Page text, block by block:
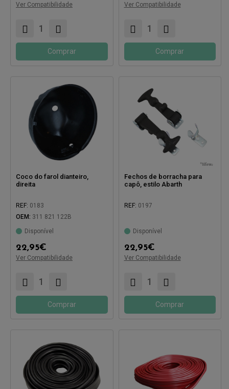
Ver Compatibilidade
Comprar
Ver Compatibilidade
Comprar
Coco do farol dianteiro,
direita
REF: 0183
OEM: 311 821 122B
Disponível
22,95€
Ver Compatibilidade
Compatível com:
Comprar
Fechos de borracha para
capô, estilo Abarth
REF: 0197
Disponível
22,95€
Ver Compatibilidade
Comprar